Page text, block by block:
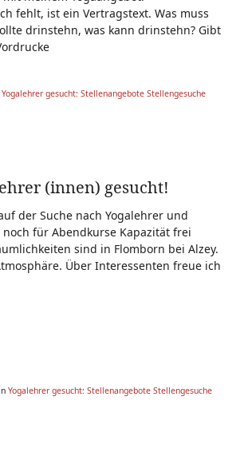
fehlt, ist ein Vertragstext. Was muss
drinstehn, was kann drinstehn? Gibt
Yogalehrer gesucht: Stellenangebote Stellengesuche
(innen) gesucht!
der Suche nach Yogalehrer und
für Abendkurse Kapazität frei
sind in Flomborn bei Alzey.
Über Interessenten freue ich
Yogalehrer gesucht: Stellenangebote Stellengesuche